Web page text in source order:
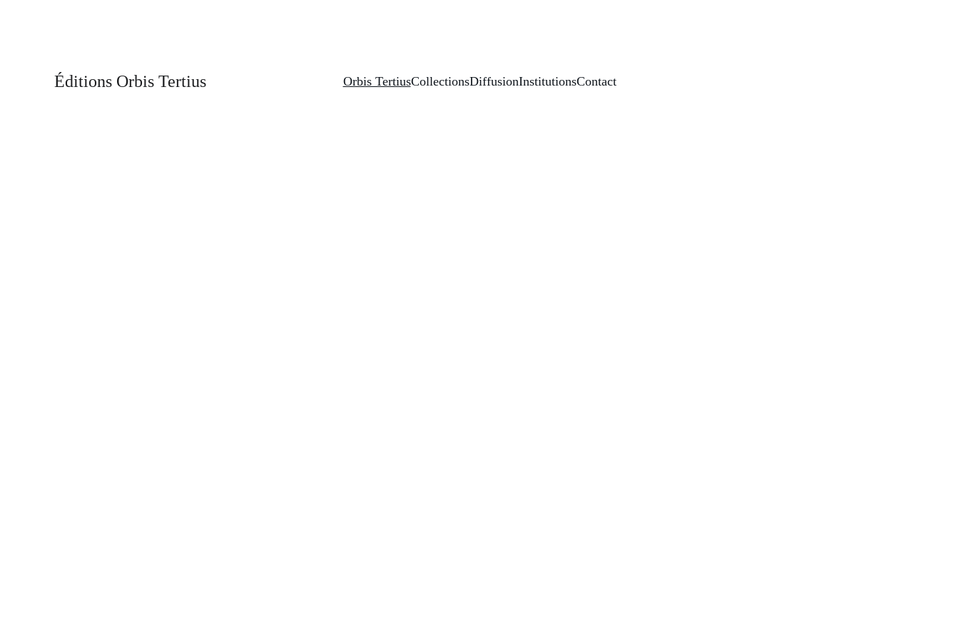
Éditions Orbis Tertius Orbis TertiusCollectionsDiffusionInstitutionsContact